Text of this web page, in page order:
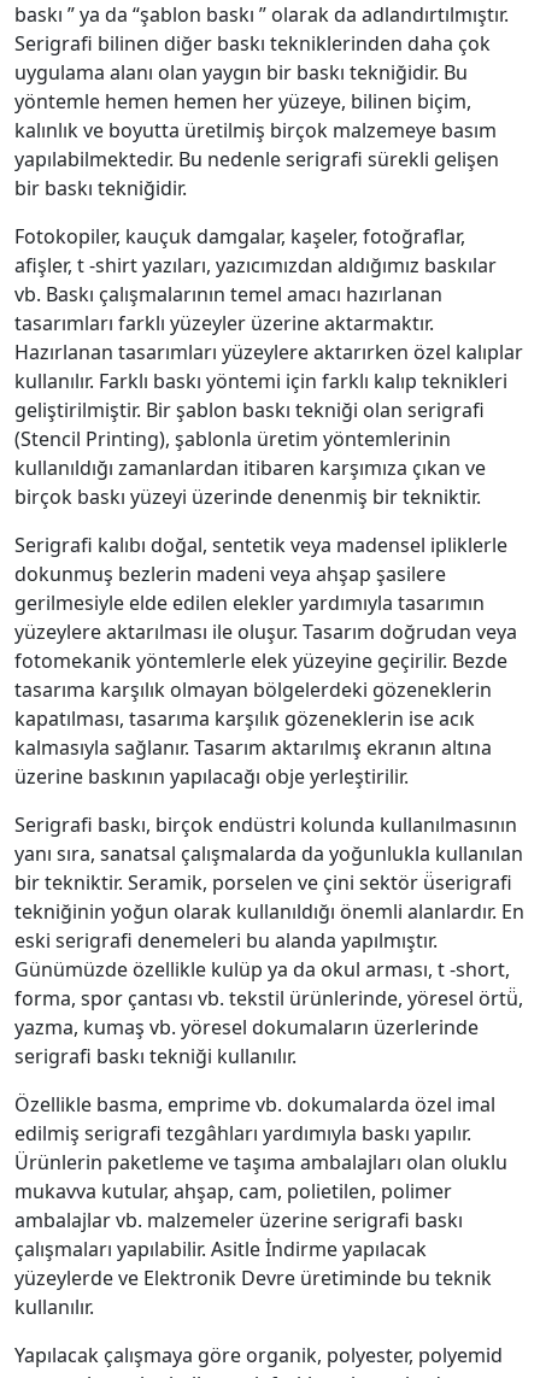
baskı ” ya da “şablon baskı ” olarak da adlandırtılmıştır.
Serigrafi bilinen diğer baskı tekniklerinden daha çok
uygulama alanı olan yaygın bir baskı tekniğidir. Bu
yöntemle hemen hemen her yüzeye, bilinen biçim,
kalınlık ve boyutta üretilmiş birçok malzemeye basım
yapılabilmektedir. Bu nedenle serigrafi sürekli gelişen
bir baskı tekniğidir.
Fotokopiler, kauçuk damgalar, kaşeler, fotoğraflar,
afişler, t -shirt yazıları, yazıcımızdan aldığımız baskılar
vb. Baskı çalışmalarının temel amacı hazırlanan
tasarımları farklı yüzeyler üzerine aktarmaktır.
Hazırlanan tasarımları yüzeylere aktarırken özel kalıplar
kullanılır. Farklı baskı yöntemi için farklı kalıp teknikleri
geliştirilmiştir. Bir şablon baskı tekniği olan serigrafi
(Stencil Printing), şablonla üretim yöntemlerinin
kullanıldığı zamanlardan itibaren karşımıza çıkan ve
birçok baskı yüzeyi üzerinde denenmiş bir tekniktir.
Serigrafi kalıbı doğal, sentetik veya madensel ipliklerle
dokunmuş bezlerin madeni veya ahşap şasilere
gerilmesiyle elde edilen elekler yardımıyla tasarımın
yüzeylere aktarılması ile oluşur. Tasarım doğrudan veya
fotomekanik yöntemlerle elek yüzeyine geçirilir. Bezde
tasarıma karşılık olmayan bölgelerdeki gözeneklerin
kapatılması, tasarıma karşılık gözeneklerin ise acık
kalmasıyla sağlanır. Tasarım aktarılmış ekranın altına
üzerine baskının yapılacağı obje yerleştirilir.
Serigrafi baskı, birçok endüstri kolunda kullanılmasının
yanı sıra, sanatsal çalışmalarda da yoğunlukla kullanılan
bir tekniktir. Seramik, porselen ve çini sektör ü̈serigrafi
tekniğinin yoğun olarak kullanıldığı önemli alanlardır. En
eski serigrafi denemeleri bu alanda yapılmıştır.
Günümüzde özellikle kulüp ya da okul arması, t -short,
forma, spor çantası vb. tekstil ürünlerinde, yöresel örtü̈,
yazma, kumaş vb. yöresel dokumaların üzerlerinde
serigrafi baskı tekniği kullanılır.
Özellikle basma, emprime vb. dokumalarda özel imal
edilmiş serigrafi tezgâhları yardımıyla baskı yapılır.
Ürünlerin paketleme ve taşıma ambalajları olan oluklu
mukavva kutular, ahşap, cam, polietilen, polimer
ambalajlar vb. malzemeler üzerine serigrafi baskı
çalışmaları yapılabilir. Asitle İndirme yapılacak
yüzeylerde ve Elektronik Devre üretiminde bu teknik
kullanılır.
Yapılacak çalışmaya göre organik, polyester, polyemid